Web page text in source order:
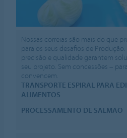
Nossas correias são mais do que
para os seus desafios de
precisão e qualidade garantem
seu projeto. Sem concessões –
convencem.
TRANSPORTE ESPIRAL PARA
ALIMENTOS
PROCESSAMENTO DE SALMÃO